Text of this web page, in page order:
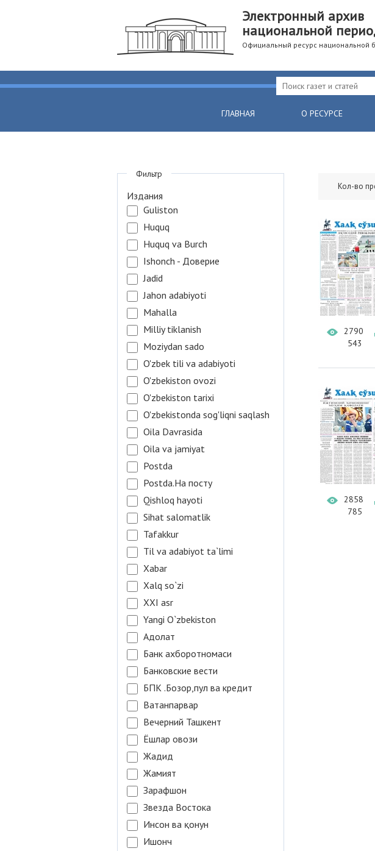
Электронный архив
национальной
Официальный ресурс национальной
ГЛАВНАЯ О РЕСУРСЕ
Кол-во
2790
543
2858
785
Фильтр
Издания
Guliston
Huquq
Huquq va Burch
Ishonch - Доверие
Jadid
Jahon adabiyoti
Mahalla
Milliy tiklanish
Moziydan sado
O'zbek tili va adabiyoti
O'zbekiston ovozi
O'zbekiston tarixi
O'zbekistonda sog'liqni saqlash
Oila Davrasida
Oila va jamiyat
Postda
Postda.На посту
Qishloq hayoti
Sihat salomatlik
Tafakkur
Til va adabiyot ta`limi
Xabar
Xalq so`zi
XXI asr
Yangi O`zbekiston
Адолат
Банк ахборотномаси
Банковские вести
БПК .Бозор,пул ва кредит
Ватанпарвар
Вечерний Ташкент
Ёшлар овози
Жадид
Жамият
Зарафшон
Звезда Востока
Инсон ва қонун
Ишонч